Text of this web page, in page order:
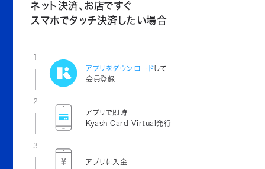
ネット決済、お店ですぐ
スマホでタッチ決済したい場合
1
アプリをダウンロードして
会員登録
2
アプリで即時
Kyash Card Virtual発行
3
アプリに入金